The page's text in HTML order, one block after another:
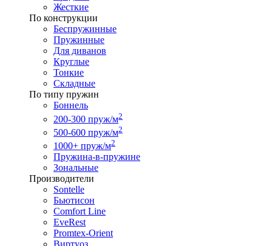
Жесткие
По конструкции
Беспружинные
Пружинные
Для диванов
Круглые
Тонкие
Складные
По типу пружин
Боннель
200-300 пруж/м2
500-600 пруж/м2
1000+ пруж/м2
Пружина-в-пружине
Зональные
Производители
Sontelle
Бьютисон
Comfort Line
EveRest
Promtex-Orient